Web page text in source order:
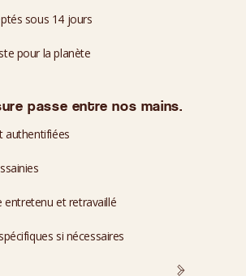
sous 14 jours
pour la planète
passe entre nos mains.
authentifiées
entretenu et retravaillé
si nécessaires